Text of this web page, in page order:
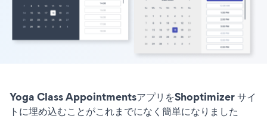
Yoga Class AppointmentsアプリをShoptimizer サイ
トに埋め込むことがこれまでになく簡単になりました